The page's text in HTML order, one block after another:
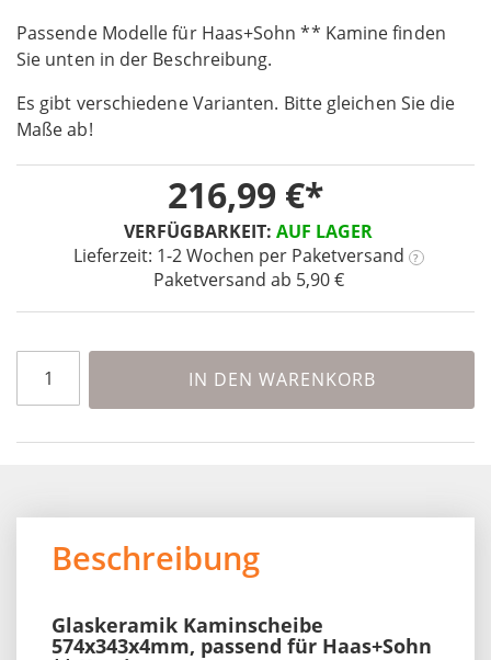
Passende Modelle für Haas+Sohn ** Kamine finden
Sie unten in der Beschreibung.
Es gibt verschiedene Varianten. Bitte gleichen Sie die
Maße ab!
VERFÜGBARKEIT: AUF LAGER
Lieferzeit: 1-2 Wochen per Paketversand ?
Paketversand ab 5,90 €
216,99 €
IN DEN WARENKORB
beginning
of
images
gallery
Beschreibung
Glaskeramik Kaminscheibe
574x343x4mm, passend für Haas+Sohn